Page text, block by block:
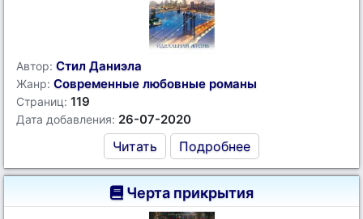
Автор: Стил Даниэла
Жанр: Современные любовные романы
Страниц: 119
Дата добавления: 26-07-2020
Читать Подробнее
Черта прикрытия